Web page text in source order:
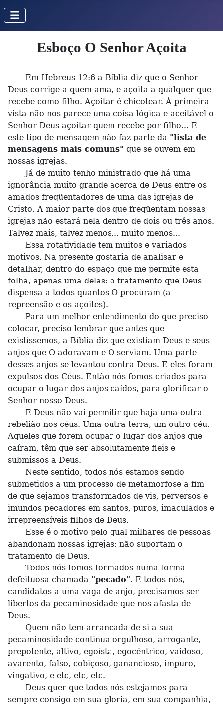
Esboço O Senhor Açoita
Em Hebreus 12:6 a Bíblia diz que o Senhor
Deus corrige a quem ama, e açoita a qualquer que
recebe como filho. Açoitar é chicotear. À primeira
vista não nos parece uma coisa lógica e aceitável o
Senhor Deus açoitar quem recebe por filho... E
este tipo de mensagem não faz parte da "lista de
mensagens mais comuns" que se ouvem em
nossas igrejas.
Já de muito tenho ministrado que há uma
ignorância muito grande acerca de Deus entre os
amados freqüentadores de uma das igrejas de
Cristo. A maior parte dos que freqüentam nossas
igrejas não estará nela dentro de dois ou três anos.
Talvez mais, talvez menos... muito menos...
Essa rotatividade tem muitos e variados
motivos. Na presente gostaria de analisar e
detalhar, dentro do espaço que me permite esta
folha, apenas uma delas: o tratamento que Deus
dispensa a todos quantos O procuram (a
repreensão e os açoites).
Para um melhor entendimento do que preciso
colocar, preciso lembrar que antes que
existíssemos, a Bíblia diz que existiam Deus e seus
anjos que O adoravam e O serviam. Uma parte
desses anjos se levantou contra Deus. E eles foram
expulsos dos Céus. Então nós fomos criados para
ocupar o lugar dos anjos caídos, para glorificar o
Senhor nosso Deus.
E Deus não vai permitir que haja uma outra
rebelião nos céus. Uma outra terra, um outro céu.
Aqueles que forem ocupar o lugar dos anjos que
caíram, têm que ser absolutamente fieis e
submissos a Deus.
Neste sentido, todos nós estamos sendo
submetidos a um processo de metamorfose a fim
de que sejamos transformados de vis, perversos e
imundos pecadores em santos, puros, imaculados e
irrepreensíveis filhos de Deus.
Esse é o motivo pelo qual milhares de pessoas
abandonam nossas igrejas: não suportam o
tratamento de Deus.
Todos nós fomos formados numa forma
defeituosa chamada "pecado". E todos nós,
candidatos a uma vaga de anjo, precisamos ser
libertos da pecaminosidade que nos afasta de
Deus.
Quem não tem arrancada de si a sua
pecaminosidade continua orgulhoso, arrogante,
prepotente, altivo, egoísta, egocêntrico, vaidoso,
avarento, falso, cobiçoso, ganancioso, impuro,
vingativo, e etc, etc, etc.
Deus quer que todos nós estejamos para
sempre consigo em sua gloria, em sua companhia,